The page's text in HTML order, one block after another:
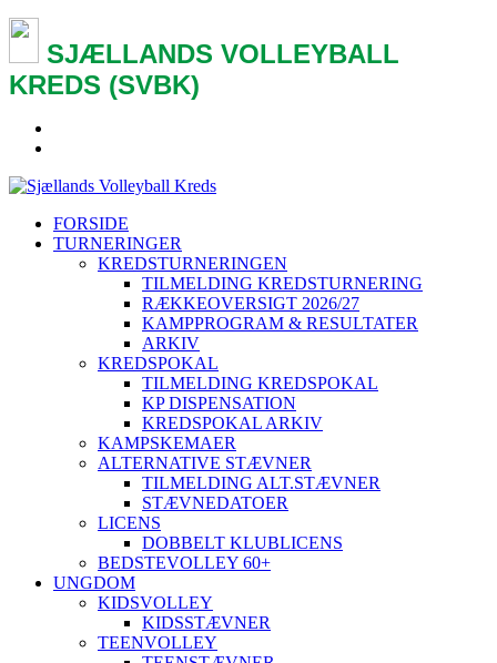
SJÆLLANDS VOLLEYBALL
KREDS (SVBK)
FORSIDE
TURNERINGER
KREDSTURNERINGEN
TILMELDING KREDSTURNERING
RÆKKEOVERSIGT 2026/27
KAMPPROGRAM & RESULTATER
ARKIV
KREDSPOKAL
TILMELDING KREDSPOKAL
KP DISPENSATION
KREDSPOKAL ARKIV
KAMPSKEMAER
ALTERNATIVE STÆVNER
TILMELDING ALT.STÆVNER
STÆVNEDATOER
LICENS
DOBBELT KLUBLICENS
BEDSTEVOLLEY 60+
UNGDOM
KIDSVOLLEY
KIDSSTÆVNER
TEENVOLLEY